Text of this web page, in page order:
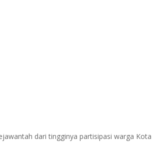
dari tingginya partisipasi warga Kota